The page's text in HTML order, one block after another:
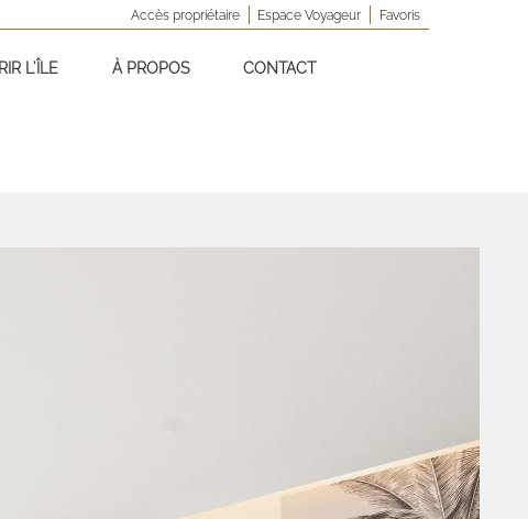
Favoris
Espace Voyageur
Accès propriétaire
L'ÎLE À PROPOS CONTACT